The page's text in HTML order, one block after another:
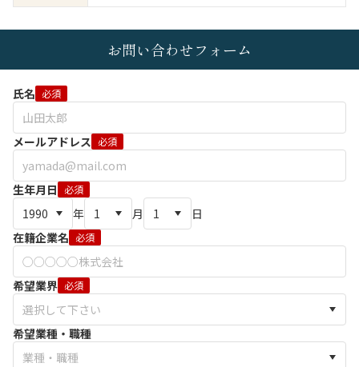
お問い合わせフォーム
氏名 必須
メールアドレス 必須
生年月日 必須
年 月
日
在籍企業名 必須
希望業界 必須
希望業種・職種